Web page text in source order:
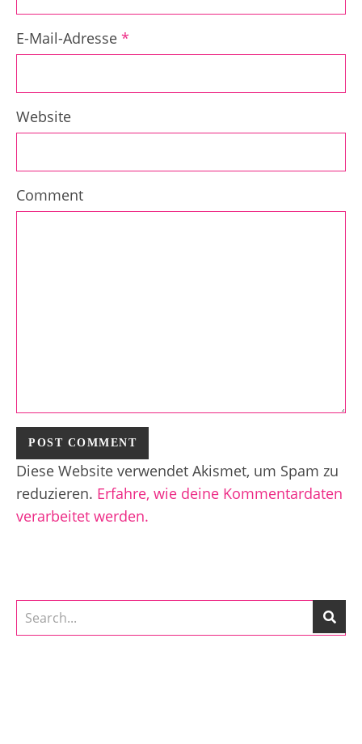
E-Mail-Adresse *
Website
Comment
Diese Website verwendet Akismet, um Spam zu
reduzieren. Erfahre, wie deine Kommentardaten
verarbeitet werden.